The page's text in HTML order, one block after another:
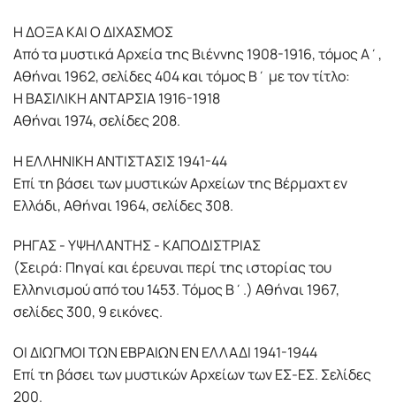
Η ΔΟΞΑ ΚΑΙ Ο ΔΙΧΑΣΜΟΣ
Από τα μυστικά Αρχεία της Βιέννης 1908-1916, τόμος Α΄,
Αθήναι 1962, σελίδες 404 και τόμος Β΄ με τον τίτλο:
Η ΒΑΣΙΛΙΚΗ ΑΝΤΑΡΣΙΑ 1916-1918
Αθήναι 1974, σελίδες 208.
Η ΕΛΛΗΝΙΚΗ ΑΝΤΙΣΤΑΣΙΣ 1941-44
Επί τη βάσει των μυστικών Αρχείων της Βέρμαχτ εν
Ελλάδι, Αθήναι 1964, σελίδες 308.
ΡΗΓΑΣ - ΥΨΗΛΑΝΤΗΣ - ΚΑΠΟΔΙΣΤΡΙΑΣ
(Σειρά: Πηγαί και έρευναι περί της ιστορίας του
Ελληνισμού από του 1453. Τόμος Β΄.) Αθήναι 1967,
σελίδες 300, 9 εικόνες.
ΟΙ ΔΙΩΓΜΟΙ ΤΩΝ ΕΒΡΑΙΩΝ ΕΝ ΕΛΛΑΔΙ 1941-1944
Επί τη βάσει των μυστικών Αρχείων των ΕΣ-ΕΣ. Σελίδες
200.